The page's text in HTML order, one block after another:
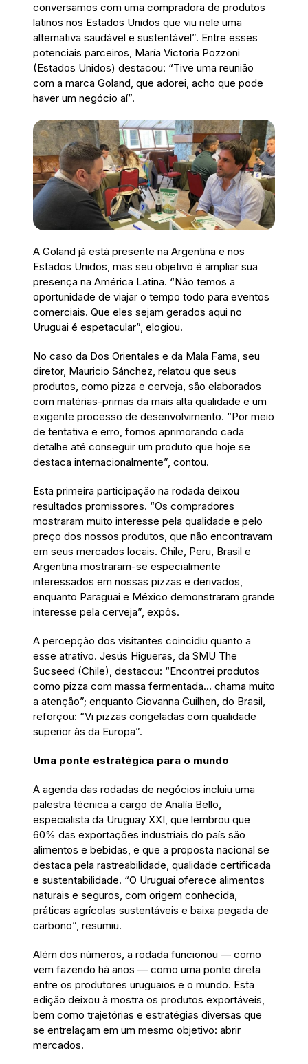
conversamos com uma compradora de produtos
latinos nos Estados Unidos que viu nele uma
alternativa saudável e sustentável”. Entre esses
potenciais parceiros, María Victoria Pozzoni
(Estados Unidos) destacou: “Tive uma reunião
com a marca Goland, que adorei, acho que pode
haver um negócio aí”.
A Goland já está presente na Argentina e nos
Estados Unidos, mas seu objetivo é ampliar sua
presença na América Latina. “Não temos a
oportunidade de viajar o tempo todo para eventos
comerciais. Que eles sejam gerados aqui no
Uruguai é espetacular”, elogiou.
No caso da Dos Orientales e da Mala Fama, seu
diretor, Mauricio Sánchez, relatou que seus
produtos, como pizza e cerveja, são elaborados
com matérias-primas da mais alta qualidade e um
exigente processo de desenvolvimento. “Por meio
de tentativa e erro, fomos aprimorando cada
detalhe até conseguir um produto que hoje se
destaca internacionalmente”, contou.
Esta primeira participação na rodada deixou
resultados promissores. “Os compradores
mostraram muito interesse pela qualidade e pelo
preço dos nossos produtos, que não encontravam
em seus mercados locais. Chile, Peru, Brasil e
Argentina mostraram-se especialmente
interessados em nossas pizzas e derivados,
enquanto Paraguai e México demonstraram grande
interesse pela cerveja”, expôs.
A percepção dos visitantes coincidiu quanto a
esse atrativo. Jesús Higueras, da SMU The
Sucseed (Chile), destacou: “Encontrei produtos
como pizza com massa fermentada... chama muito
a atenção”; enquanto Giovanna Guilhen, do Brasil,
reforçou: “Vi pizzas congeladas com qualidade
superior às da Europa”.
Uma ponte estratégica para o mundo
A agenda das rodadas de negócios incluiu uma
palestra técnica a cargo de Analía Bello,
especialista da Uruguay XXI, que lembrou que
60% das exportações industriais do país são
alimentos e bebidas, e que a proposta nacional se
destaca pela rastreabilidade, qualidade certificada
e sustentabilidade. “O Uruguai oferece alimentos
naturais e seguros, com origem conhecida,
práticas agrícolas sustentáveis e baixa pegada de
carbono”, resumiu.
Além dos números, a rodada funcionou — como
vem fazendo há anos — como uma ponte direta
entre os produtores uruguaios e o mundo. Esta
edição deixou à mostra os produtos exportáveis,
bem como trajetórias e estratégias diversas que
se entrelaçam em um mesmo objetivo: abrir
mercados.